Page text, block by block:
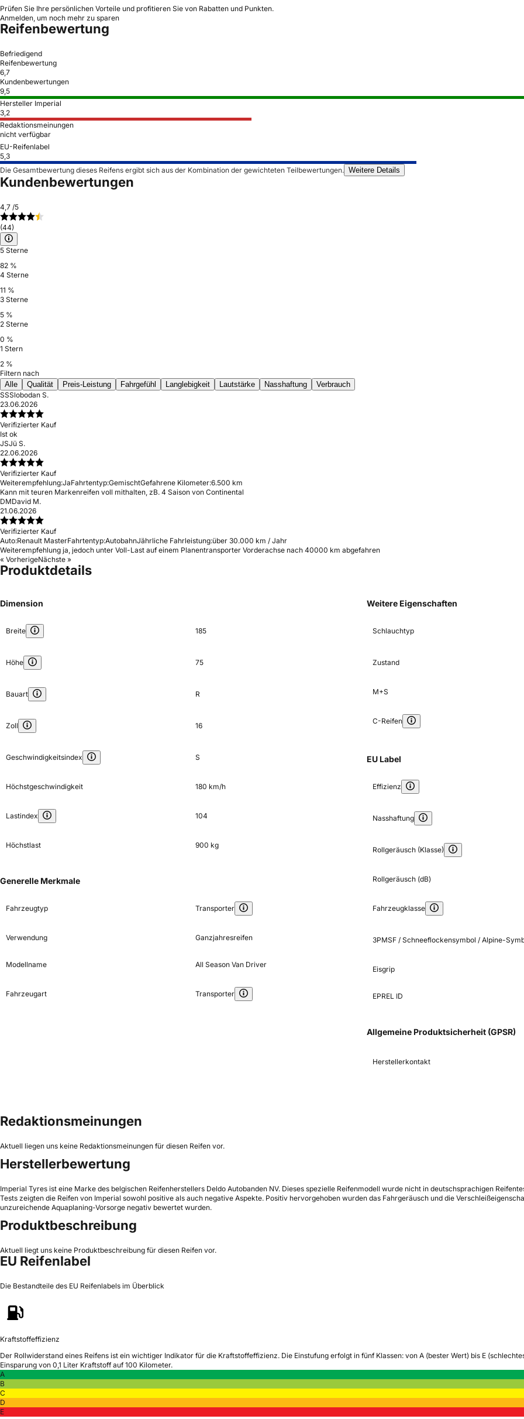
Prüfen Sie Ihre persönlichen Vorteile und profitieren Sie von Rabatten und Punkten.
Anmelden, um noch mehr zu sparen
Reifenbewertung
Befriedigend
Reifenbewertung
6,7
Kundenbewertungen
9,5
Hersteller Imperial
3,2
Redaktionsmeinungen
nicht verfügbar
EU-Reifenlabel
5,3
Die Gesamtbewertung dieses Reifens ergibt sich aus der Kombination der gewichteten Teilbewertungen. Weitere Details
Kundenbewertungen
4,7 /5
(44)
5 Sterne
82 %
4 Sterne
11 %
3 Sterne
5 %
2 Sterne
0 %
1 Stern
2 %
Filtern nach
Alle
Qualität Preis-Leistung Fahrgefühl Langlebigkeit Lautstärke Nasshaftung
Verbrauch
SSSlobodan S.
23.06.2026
Verifizierter Kauf
Ist ok
JSJü S.
22.06.2026
Verifizierter Kauf
Weiterempfehlung:JaFahrtentyp:GemischtGefahrene Kilometer:6.500 km
Kann mit teuren Markenreifen voll mithalten, zB. 4 Saison von Continental
DMDavid M.
21.06.2026
Verifizierter Kauf
Auto:Renault MasterFahrtentyp:AutobahnJährliche Fahrleistung:über 30.000 km / Jahr
Weiterempfehlung ja, jedoch unter Voll-Last auf einem Planentransporter Vorderachse nach 40000 km abgefahren
« VorherigeNächste »
Produktdetails
Dimension
Breite 185
Höhe 75
Bauart R
Zoll 16
Geschwindigkeitsindex S
Höchstgeschwindigkeit 180 km/h
Lastindex 104
Höchstlast 900 kg
Generelle Merkmale
Fahrzeugtyp Transporter
Verwendung Ganzjahresreifen
Modellname All Season Van Driver
Fahrzeugart Transporter
Weitere Eigenschaften
Schlauchtyp
Zustand
M+S
C-Reifen
EU Label
Effizienz
Nasshaftung
Rollgeräusch (Klasse)
Rollgeräusch (dB)
Fahrzeugklasse
3PMSF / Schneeflockensymbol / Alpine-
Eisgrip
EPREL ID
Allgemeine Produktsicherheit (GPSR)
Herstellerkontakt
Redaktionsmeinungen
Aktuell liegen uns keine Redaktionsmeinungen für diesen Reifen vor.
Herstellerbewertung
Imperial Tyres ist eine Marke des belgischen Reifenherstellers Deldo Autobanden NV. Dieses spezielle Reifenmodell wurde nicht in deutschsprachigen
Tests zeigten die Reifen von Imperial sowohl positive als auch negative Aspekte. Positiv hervorgehoben wurden das Fahrgeräusch und die
unzureichende Aquaplaning-Vorsorge negativ bewertet wurden.
Produktbeschreibung
Aktuell liegt uns keine Produktbeschreibung für diesen Reifen vor.
EU Reifenlabel
Die Bestandteile des EU Reifenlabels im Überblick
Kraftstoffeffizienz
Der Rollwiderstand eines Reifens ist ein wichtiger Indikator für die Kraftstoffeffizienz. Die Einstufung erfolgt in fünf Klassen: von A (bester Wert) bis E
Einsparung von 0,1 Liter Kraftstoff auf 100 Kilometer.
A
B
C
D
E